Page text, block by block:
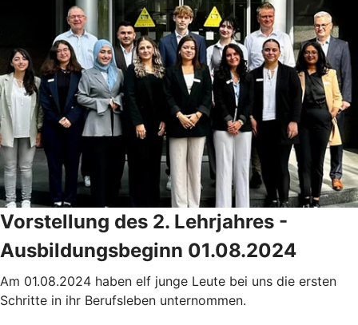
Vorstellung des 2. Lehrjahres -
Ausbildungsbeginn 01.08.2024
Am 01.08.2024 haben elf junge Leute bei uns die ersten
Schritte in ihr Berufsleben unternommen.